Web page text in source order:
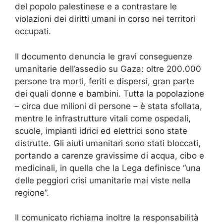
del popolo palestinese e a contrastare le
violazioni dei diritti umani in corso nei territori
occupati.
Il documento denuncia le gravi conseguenze
umanitarie dell’assedio su Gaza: oltre 200.000
persone tra morti, feriti e dispersi, gran parte
dei quali donne e bambini. Tutta la popolazione
– circa due milioni di persone – è stata sfollata,
mentre le infrastrutture vitali come ospedali,
scuole, impianti idrici ed elettrici sono state
distrutte. Gli aiuti umanitari sono stati bloccati,
portando a carenze gravissime di acqua, cibo e
medicinali, in quella che la Lega definisce “una
delle peggiori crisi umanitarie mai viste nella
regione”.
Il comunicato richiama inoltre la responsabilità